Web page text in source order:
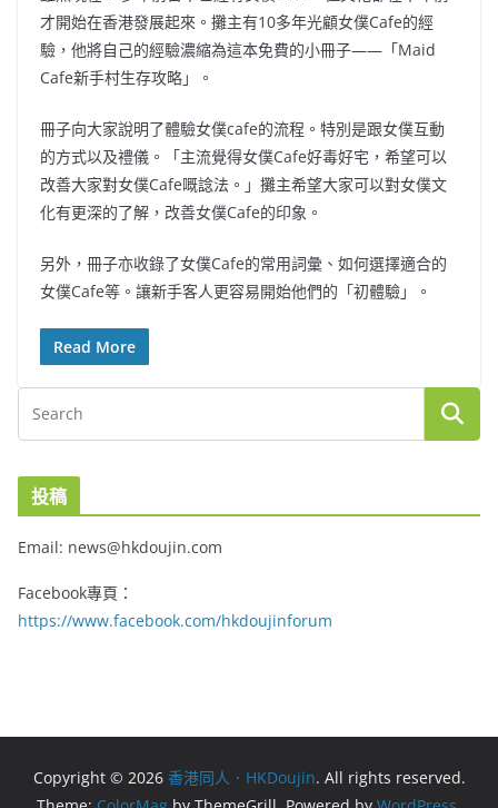
才開始在香港發展起來。攤主有10多年光顧女僕Cafe的經
驗，他將自己的經驗濃縮為這本免費的小冊子——「Maid
Cafe新手村生存攻略」。
冊子向大家說明了體驗女僕cafe的流程。特別是跟女僕互動
的方式以及禮儀。「主流覺得女僕Cafe好毒好宅，希望可以
改善大家對女僕Cafe嘅諗法。」攤主希望大家可以對女僕文
化有更深的了解，改善女僕Cafe的印象。
另外，冊子亦收錄了女僕Cafe的常用詞彙、如何選擇適合的
女僕Cafe等。讓新手客人更容易開始他們的「初體驗」。
Read More
投稿
Email: news@hkdoujin.com
Facebook專頁：
https://www.facebook.com/hkdoujinforum
Copyright © 2026 香港同人．HKDoujin. All rights reserved.